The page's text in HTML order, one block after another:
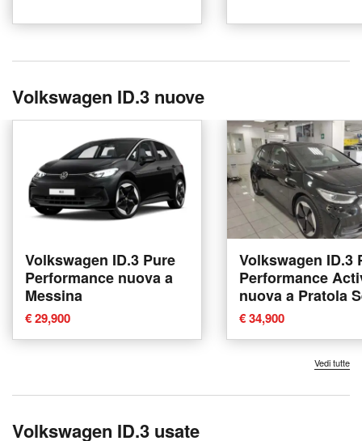
Volkswagen ID.3 nuove
Volkswagen ID.3 Pure
Performance nuova a
Messina
€ 29,900
Volkswagen ID.3
Performance
nuova a Pratola
€ 34,900
Vedi tutte
Volkswagen ID.3 usate